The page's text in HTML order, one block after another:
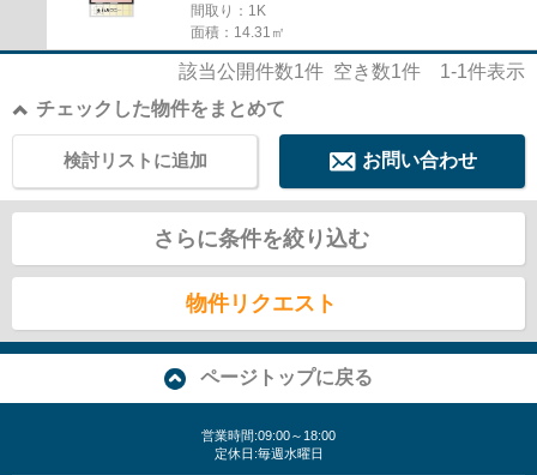
間取り：1K
面積：14.31㎡
該当公開件数1件 空き数1件 1-1件表示
チェックした物件をまとめて
お問い合わせ
検討リストに追加
さらに条件を絞り込む
物件リクエスト
ページトップに戻る
営業時間:09:00～18:00
定休日:毎週水曜日